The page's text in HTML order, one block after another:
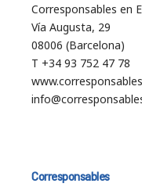
Corresponsables en
Vía Augusta, 29
08006 (Barcelona)
T +34 93 752 47 78
Corresponsables